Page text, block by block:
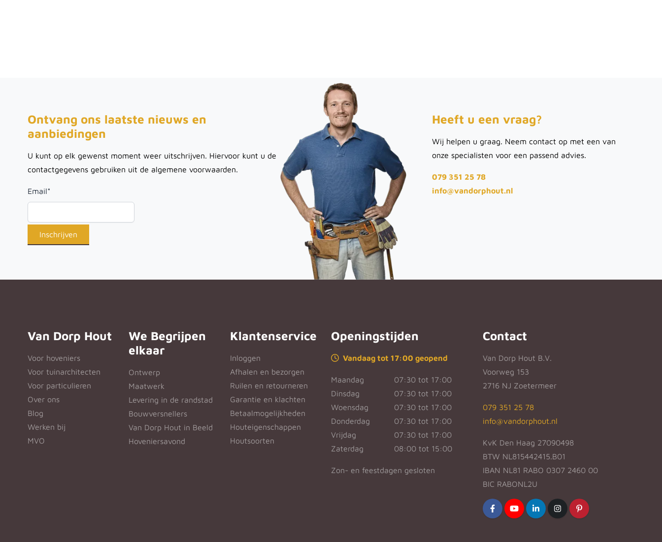
Ontvang ons laatste nieuws en
aanbiedingen
U kunt op elk gewenst moment weer uitschrijven. Hiervoor kunt u de
contactgegevens gebruiken uit de algemene voorwaarden.
Email*
Heeft u een vraag?
Wij helpen u graag. Neem contact op met een van
onze specialisten voor een passend advies.
079 351 25 78
info@vandorphout.nl
Van Dorp Hout
Voor hoveniers
Voor tuinarchitecten
Voor particulieren
Over ons
Blog
Werken bij
MVO
We Begrijpen
elkaar
Ontwerp
Maatwerk
Levering in de randstad
Bouwversnellers
Van Dorp Hout in Beeld
Hoveniersavond
Klantenservice
Inloggen
Afhalen en bezorgen
Ruilen en retourneren
Garantie en klachten
Betaalmogelijkheden
Houteigenschappen
Houtsoorten
Openingstijden
Vandaag tot 17:00 geopend
Maandag
07:30 tot 17:00
Dinsdag
07:30 tot 17:00
Woensdag
07:30 tot 17:00
Donderdag
07:30 tot 17:00
Vrijdag
07:30 tot 17:00
Zaterdag
08:00 tot 15:00
Zon- en feestdagen gesloten
Contact
Van Dorp Hout B.V.
Voorweg 153
2716 NJ Zoetermeer
079 351 25 78
info@vandorphout.nl
KvK Den Haag 27090498
BTW NL815442415.B01
IBAN NL81 RABO 0307 2460 00
BIC RABONL2U